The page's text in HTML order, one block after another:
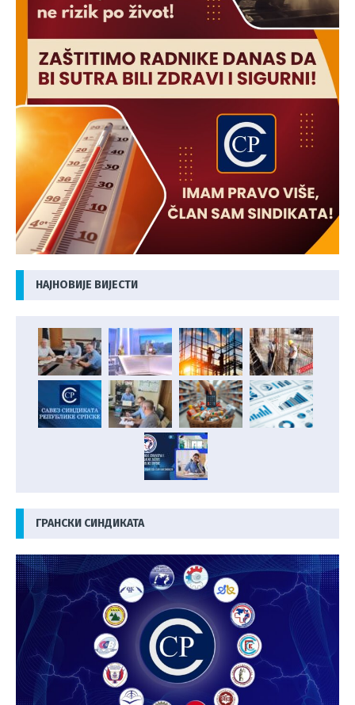
НАЈНОВИЈЕ ВИЈЕСТИ
ГРАНСКИ СИНДИКАТА